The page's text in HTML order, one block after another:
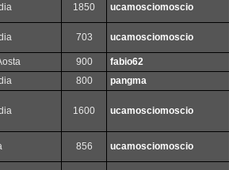
1850 ucamosciomoscio
703 ucamosciomoscio
900
fabio62
800 pangma
1600 ucamosciomoscio
856 ucamosciomoscio